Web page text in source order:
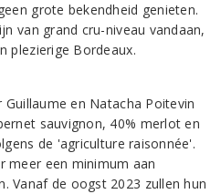
grote bekendheid genieten.
van grand cru-niveau vandaan,
plezierige Bordeaux.
en Natacha Poitevin
sauvignon, 40% merlot en
de 'agriculture raisonnée'.
meer een minimum aan
Vanaf de oogst 2023 zullen hun